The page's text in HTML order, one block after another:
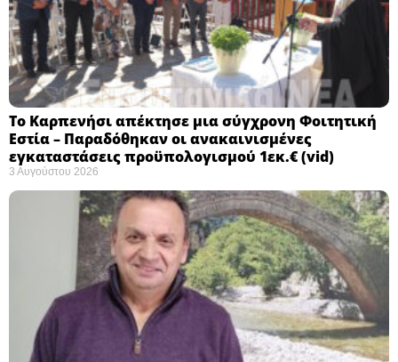
Το Καρπενήσι απέκτησε μια σύγχρονη Φοιτητική
Εστία – Παραδόθηκαν οι ανακαινισμένες
εγκαταστάσεις προϋπολογισμού 1εκ.€ (vid)
3 Αυγούστου 2026